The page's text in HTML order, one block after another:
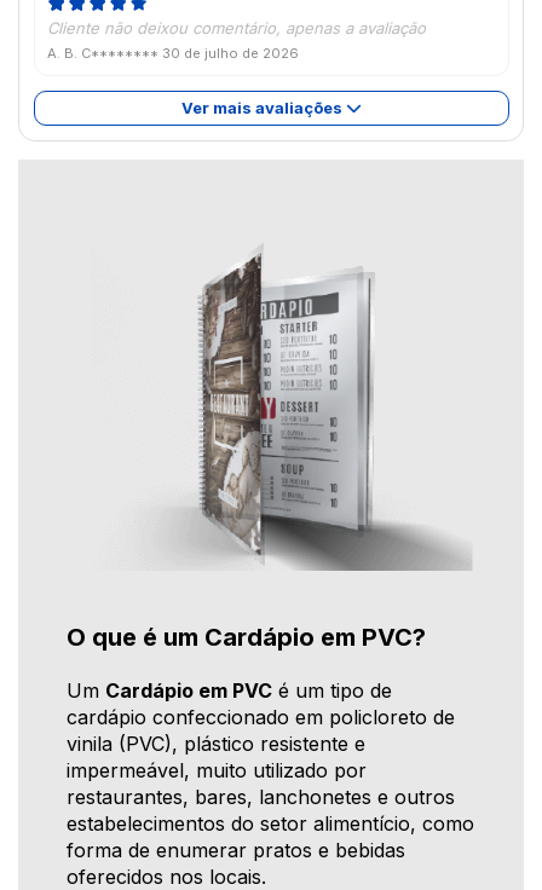
Cliente não deixou comentário, apenas a avaliação
A. B. C******** 30 de julho de 2026
Ver mais avaliações
O que é um Cardápio em PVC?
Um Cardápio em PVC é um tipo de
cardápio confeccionado em policloreto de
vinila (PVC), plástico resistente e
impermeável, muito utilizado por
restaurantes, bares, lanchonetes e outros
estabelecimentos do setor alimentício, como
forma de enumerar pratos e bebidas
oferecidos nos locais.